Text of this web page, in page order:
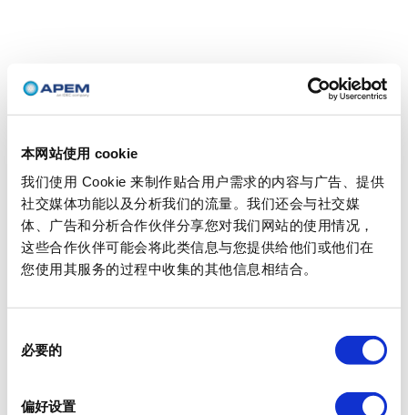
本网站使用 cookie
我们使用 Cookie 来制作贴合用户需求的内容与广告、提供
社交媒体功能以及分析我们的流量。我们还会与社交媒
体、广告和分析合作伙伴分享您对我们网站的使用情况，
这些合作伙伴可能会将此类信息与您提供给他们或他们在
您使用其服务的过程中收集的其他信息相结合。
必要的
偏好设置